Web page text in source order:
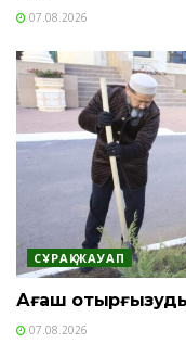
07.08.2026
СҰРАҚ-ЖАУАП
Ағаш
07.08.2026